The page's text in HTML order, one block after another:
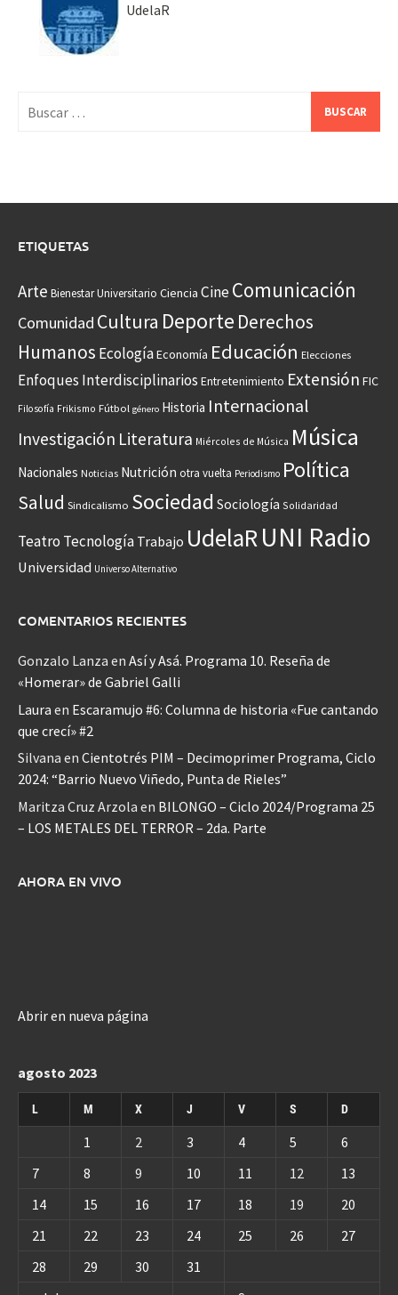
UdelaR
ETIQUETAS
Arte Bienestar Universitario Ciencia CineComunicación
Comunidad Cultura Deporte Derechos
Humanos EcologíaEconomía Educación Elecciones
Enfoques Interdisciplinarios Entretenimiento Extensión FIC
Filosofía Frikismo Fútbol género Historia Internacional
Investigación Literatura Miércoles de Música Música
Nacionales Noticias Nutrición otra vuelta Periodismo Política
Salud Sindicalismo Sociedad Sociología Solidaridad
Teatro Tecnología Trabajo UdelaRUNI Radio
Universidad Universo Alternativo
COMENTARIOS RECIENTES
Gonzalo Lanza en Así y Asá. Programa 10. Reseña de
«Homerar» de Gabriel Galli
Laura en Escaramujo #6: Columna de historia «Fue cantando
que crecí» #2
Silvana en Cientotrés PIM – Decimoprimer Programa, Ciclo
2024: “Barrio Nuevo Viñedo, Punta de Rieles”
Maritza Cruz Arzola en BILONGO – Ciclo 2024/Programa 25
– LOS METALES DEL TERROR – 2da. Parte
AHORA EN VIVO
Abrir en nueva página
agosto 2023
L M X J V S D
1 2 3 4 5
6
7
8 9 10 11 12
13
14
15 16 17 18 19
20
21
22 23 24 25 26
27
28
29 30 31